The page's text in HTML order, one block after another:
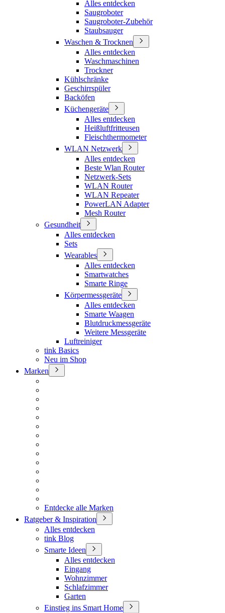
Alles entdecken
Saugroboter
Saugroboter-Zubehör
Staubsauger
Waschen & Trocknen
Alles entdecken
Waschmaschinen
Trockner
Kühlschränke
Geschirrspüler
Backöfen
Küchengeräte
Alles entdecken
Heißluftfritteusen
Fleischthermometer
WLAN Netzwerk
Alles entdecken
Beste Wlan Router
Netzwerk-Sets
WLAN Router
WLAN Repeater
PowerLAN Adapter
Mesh Router
Gesundheit
Alles entdecken
Sets
Wearables
Alles entdecken
Smartwatches
Smarte Ringe
Körpermessgeräte
Alles entdecken
Smarte Waagen
Blutdruckmessgeräte
Weitere Messgeräte
Luftreiniger
tink Basics
Neu im Shop
Marken
Entdecke alle Marken
Ratgeber & Inspiration
Alles entdecken
tink Blog
Smarte Ideen
Alles entdecken
Eingang
Wohnzimmer
Schlafzimmer
Garten
Einstieg ins Smart Home